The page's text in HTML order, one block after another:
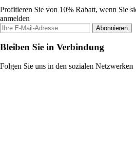
Profitieren Sie von 10% Rabatt, wenn Sie
anmelden
Abonnieren
Bleiben Sie in Verbindung
Folgen Sie uns in den sozialen Netzwerken